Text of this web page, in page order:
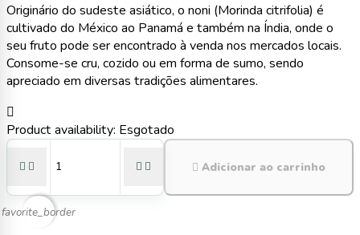
Originário do sudeste asiático, o noni (Morinda citrifolia) é
cultivado do México ao Panamá e também na Índia, onde o
seu fruto pode ser encontrado à venda nos mercados locais.
Consome-se cru, cozido ou em forma de sumo, sendo
apreciado em diversas tradições alimentares.

Product availability: Esgotado
     Adicionar ao carrinho
favorite_border